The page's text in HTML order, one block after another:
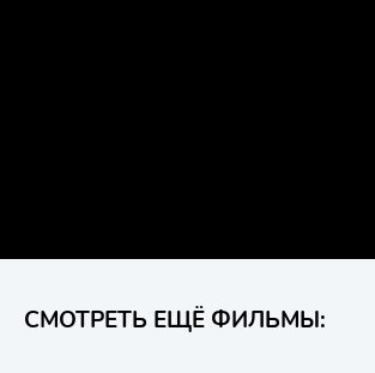
СМОТРЕТЬ ЕЩЁ ФИЛЬМЫ: